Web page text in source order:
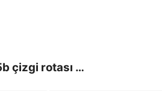
çizgi rotası …